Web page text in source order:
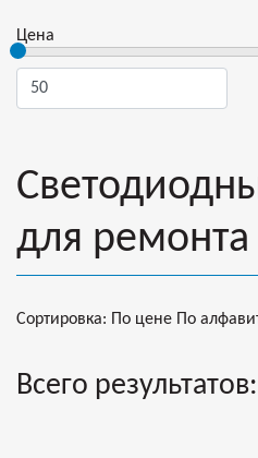
Цена
для ремонта
Сортировка: По цене По
Всего результатов: